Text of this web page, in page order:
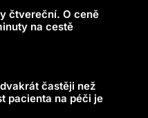
čtvereční. O ceně
na cestě
častěji než
pacienta na péči je